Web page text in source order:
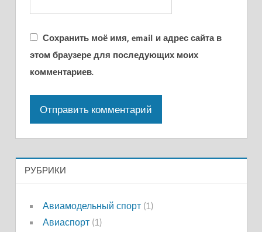
Сохранить моё имя, email и адрес сайта в
этом браузере для последующих моих
комментариев.
РУБРИКИ
Авиамодельный спорт(1)
Авиаспорт(1)